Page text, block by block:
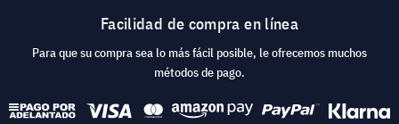
Facilidad de compra en línea
Para que su compra sea lo más fácil posible, le ofrecemos muchos
métodos de pago.